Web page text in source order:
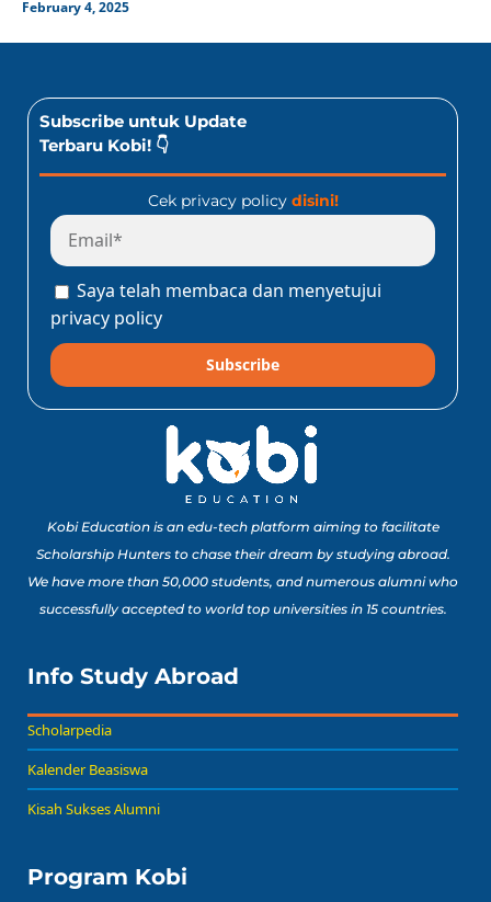
February 4, 2025
Subscribe untuk Update
Terbaru Kobi! 👇
Cek privacy policy disini!
Saya telah membaca dan menyetujui
privacy policy
Subscribe
Kobi Education is an edu-tech platform aiming to facilitate
Scholarship Hunters to chase their dream by studying abroad.
We have more than 50,000 students, and numerous alumni who
successfully accepted to world top universities in 15 countries.
Info Study Abroad
Scholarpedia
Kalender Beasiswa
Kisah Sukses Alumni
Program Kobi